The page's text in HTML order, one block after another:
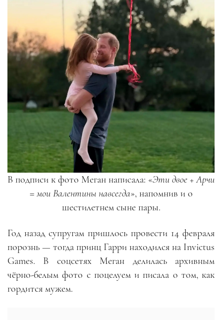
В подписи к фото Меган написала: «Эти двое + Арчи
= мои Валентины навсегда», напомнив и о
шестилетнем сыне пары.
Год назад супругам пришлось провести 14 февраля
порознь — тогда принц Гарри находился на Invictus
Games. В соцсетях Меган делилась архивным
чёрно-белым фото с поцелуем и писала о том, как
гордится мужем.